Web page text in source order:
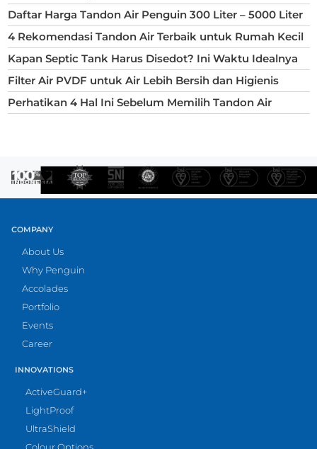
Daftar Harga Tandon Air Penguin 300 Liter – 5000 Liter
4 Rekomendasi Tandon Air Terbaik untuk Rumah Kecil
Kapan Septic Tank Harus Disedot? Ini Waktu Idealnya
Filter Air PVDF untuk Air Lebih Bersih dan Higienis
Perhatikan 4 Hal Ini Sebelum Memilih Tandon Air
COMPANY
About Us
Why Penguin
Accolades
Portfolio
Events
Career
INNOVATIONS
ActiveGuard+
LightProof
UltraShield